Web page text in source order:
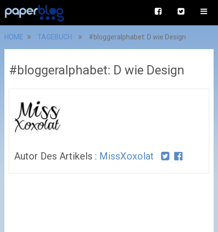
HOME TAGEBUCH #bloggeralphabet: D wie Design
#bloggeralphabet: D wie Design
Autor Des Artikels : MissXoxolat